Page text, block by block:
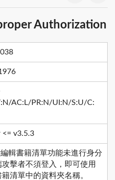
Authorization
AC:L/PR:N/UI:N/S:U/C:
<= v3.5.3
輯書籍清單功能未進行身分
擊者不須登入，即可使用
清單中的資料夾名稱。